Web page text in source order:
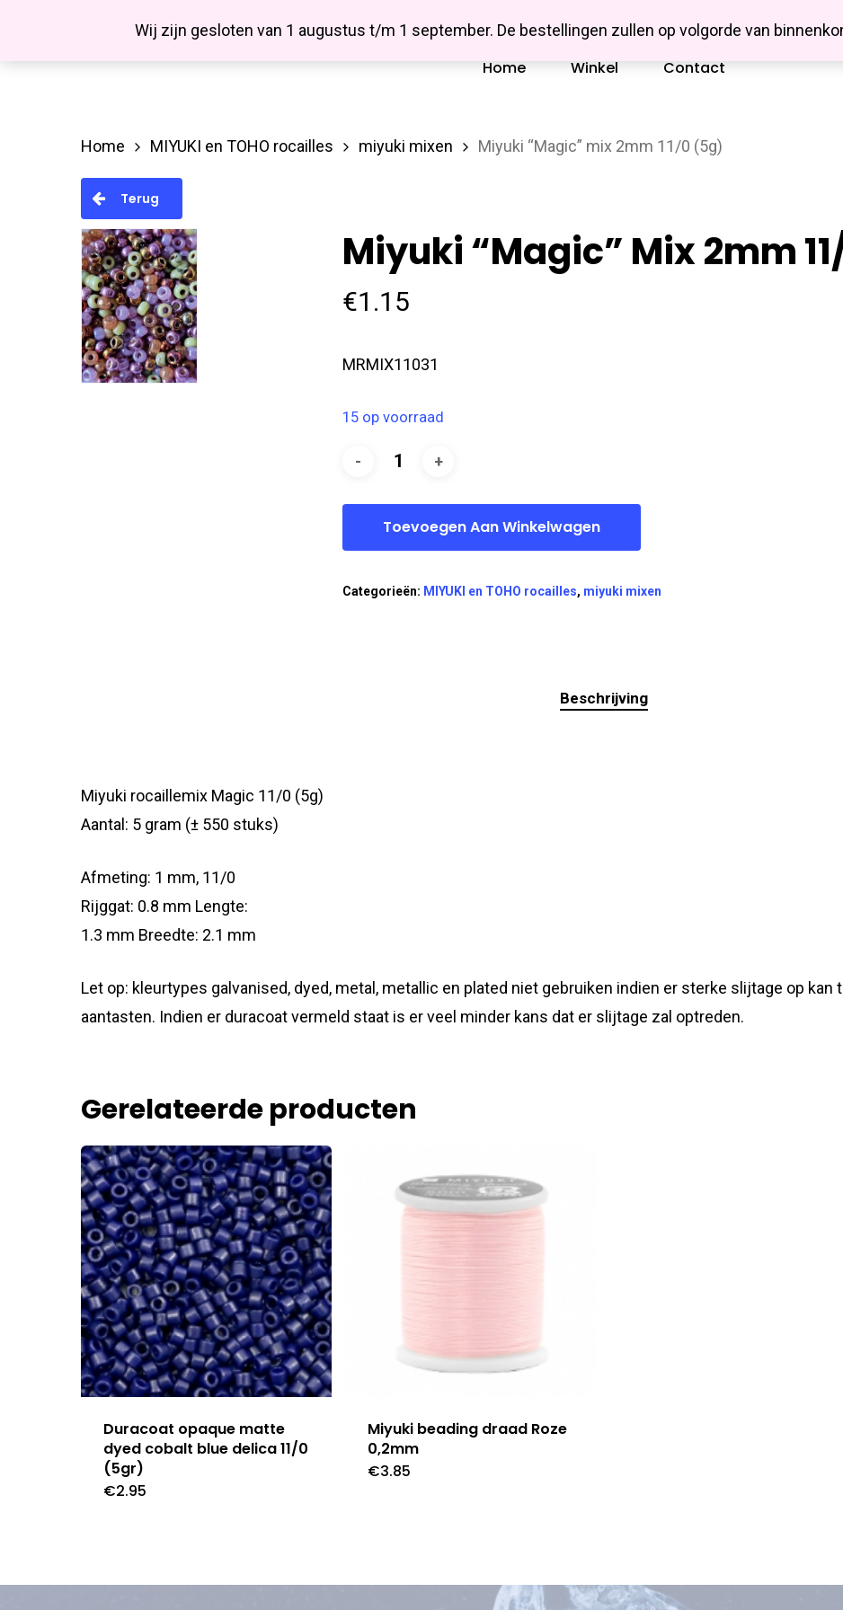
Wij zijn gesloten van 1 augustus t/m 1 september. De bestellingen zullen op volgorde van
Hit enter to search or ESC to close
Missbluesieraden
Facebook
Home Winkel Contact
Home MIYUKI en TOHO rocailles miyuki mixen Miyuki “Magic” mix 2mm 11/0 (5g)
Terug
Miyuki “Magic” Mix 2mm
€1.15
MRMIX11031
15 op voorraad
Toevoegen Aan Winkelwagen
Categorieën: MIYUKI en TOHO rocailles, miyuki mixen
Beschrijving
Miyuki rocaillemix Magic 11/0 (5g)
Aantal: 5 gram (± 550 stuks)
Afmeting: 1 mm, 11/0
Rijggat: 0.8 mm Lengte:
1.3 mm Breedte: 2.1 mm
Let op: kleurtypes galvanised, dyed, metal, metallic en plated niet gebruiken indien er sterke slijtage op
aantasten. Indien er duracoat vermeld staat is er veel minder kans dat er slijtage zal optreden.
Gerelateerde producten
Duracoat opaque matte
dyed cobalt blue delica 11/0
(5gr)
€2.95
Miyuki beading draad Roze
0,2mm
€3.85